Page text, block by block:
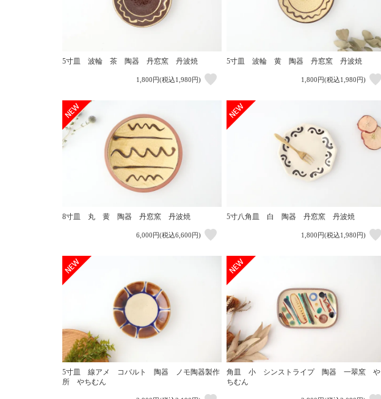
5寸皿 波輪 茶 陶器 丹窓窯 丹波焼
1,800円(税込1,980円)
5寸皿 波輪 黄 陶器 丹窓窯 丹波焼
1,800円(税込1,980円)
8寸皿 丸 黄 陶器 丹窓窯 丹波焼
6,000円(税込6,600円)
5寸八角皿 白 陶器 丹窓窯 丹波焼
1,800円(税込1,980円)
5寸皿 線アメ コバルト 陶器 ノモ陶器製作
所 やちむん
角皿 小 シンストライプ 陶器 一翠窯 や
ちむん